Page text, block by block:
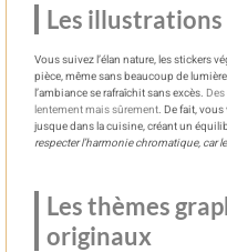
Les
Vous suivez l’élan nature, les stickers
pièce, même sans beaucoup de
l’ambiance se rafraîchit sans excès.
lentement mais sûrement. De fait,
jusque dans la cuisine, créant un
respecter l’harmonie chromatique, car
Les thèmes
originaux